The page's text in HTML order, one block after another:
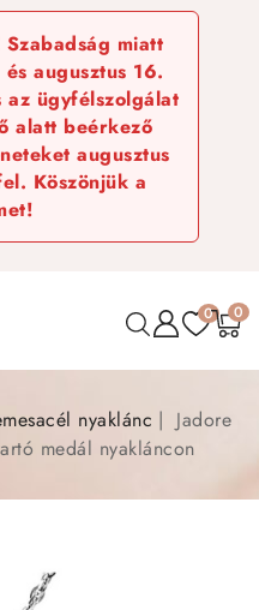
miatt
augusztus 16.
az ügyfélszolgálat
alatt beérkező
augusztus
Köszönjük a
0 0
nyaklánc
Jadore
medál nyakláncon